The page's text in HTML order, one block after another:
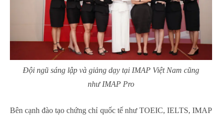
Đội ngũ sáng lập và giảng dạy tại IMAP Việt Nam cũng
như IMAP Pro
Bên cạnh đào tạo chứng chỉ quốc tế như TOEIC, IELTS, IMAP